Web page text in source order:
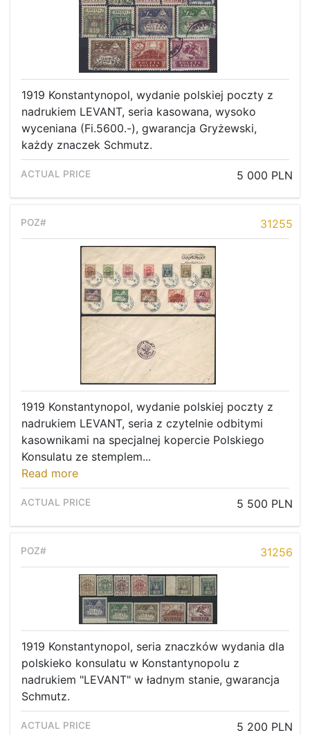
1919 Konstantynopol, wydanie polskiej poczty z
nadrukiem LEVANT, seria kasowana, wysoko
wyceniana (Fi.5600.-), gwarancja Gryżewski,
każdy znaczek Schmutz.
5 000 PLN
31255
1919 Konstantynopol, wydanie polskiej poczty z
nadrukiem LEVANT, seria z czytelnie odbitymi
kasownikami na specjalnej kopercie Polskiego
Konsulatu ze stemplem...
Read more
5 500 PLN
31256
1919 Konstantynopol, seria znaczków wydania dla
polskieko konsulatu w Konstantynopolu z
nadrukiem "LEVANT" w ładnym stanie, gwarancja
Schmutz.
5 200 PLN